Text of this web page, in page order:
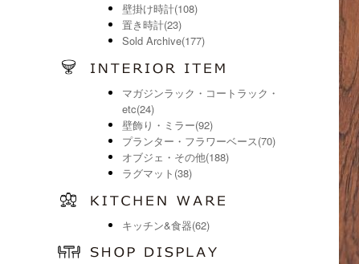
壁掛け時計(108)
置き時計(23)
Sold Archive(177)
マガジンラック・コートラック・
etc(24)
壁飾り・ミラー(92)
プランター・フラワーベース(70)
オブジェ・その他(188)
ラグマット(38)
キッチン&食器(62)